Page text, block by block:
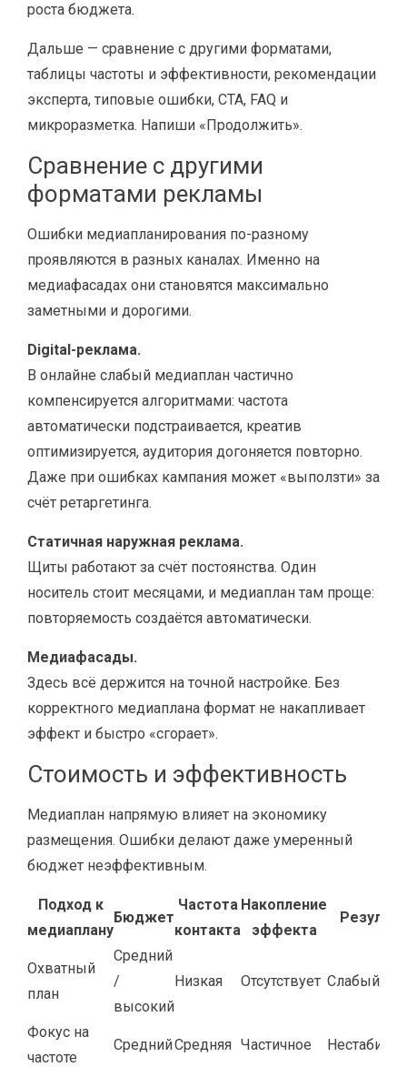
роста бюджета.
Дальше — сравнение с другими форматами,
таблицы частоты и эффективности, рекомендации
эксперта, типовые ошибки, CTA, FAQ и
микроразметка. Напиши «Продолжить».
Сравнение с другими
форматами рекламы
Ошибки медиапланирования по-разному
проявляются в разных каналах. Именно на
медиафасадах они становятся максимально
заметными и дорогими.
Digital-реклама.
В онлайне слабый медиаплан частично
компенсируется алгоритмами: частота
автоматически подстраивается, креатив
оптимизируется, аудитория догоняется повторно.
Даже при ошибках кампания может «выползти» за
счёт ретаргетинга.
Статичная наружная реклама.
Щиты работают за счёт постоянства. Один
носитель стоит месяцами, и медиаплан там проще:
повторяемость создаётся автоматически.
Медиафасады.
Здесь всё держится на точной настройке. Без
корректного медиаплана формат не накапливает
эффект и быстро «сгорает».
Стоимость и эффективность
Медиаплан напрямую влияет на экономику
размещения. Ошибки делают даже умеренный
бюджет неэффективным.
Подход к
медиаплану
Бюджет
Частота
контакта
Накопление
эффекта
Охватный
план
Средний
/
высокий
Низкая Отсутствует Слабый
Фокус на
частоте
СреднийСредняя Частичное